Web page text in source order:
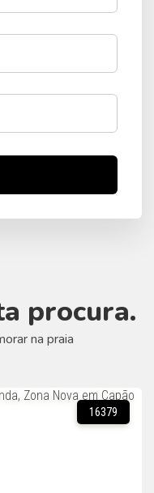
procura.
na praia
16379